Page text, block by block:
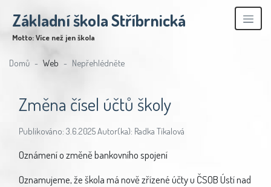
Základní škola Stříbrnická
Motto: Více než jen škola
Domů Web Nepřehlédněte
Změna čísel účtů školy
Publikováno: 3.6.2025 Autor(ka): Radka Tíkalová
Oznámení o změně bankovního spojení
Oznamujeme, že škola má nově zřízené účty u ČSOB Ústí nad